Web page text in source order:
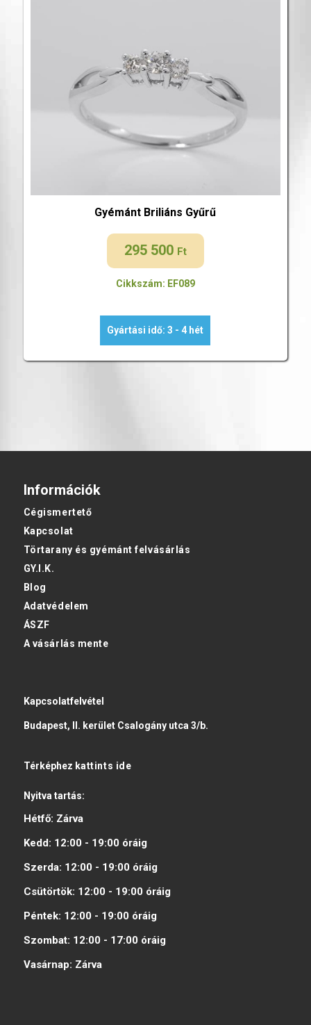
Gyémánt Briliáns Gyűrű
295 500 Ft
Cikkszám: EF089
Gyártási idő: 3 - 4 hét
Információk
Cégismertető
Kapcsolat
Törtarany és gyémánt felvásárlás
GY.I.K.
Blog
Adatvédelem
ÁSZF
A vásárlás mente
Kapcsolatfelvétel
Budapest, II. kerület Csalogány utca 3/b.
Térképhez kattints ide
Nyitva tartás:
Hétfő: Zárva
Kedd: 12:00 - 19:00 óráig
Szerda: 12:00 - 19:00 óráig
Csütörtök: 12:00 - 19:00 óráig
Péntek: 12:00 - 19:00 óráig
Szombat: 12:00 - 17:00 óráig
Vasárnap: Zárva